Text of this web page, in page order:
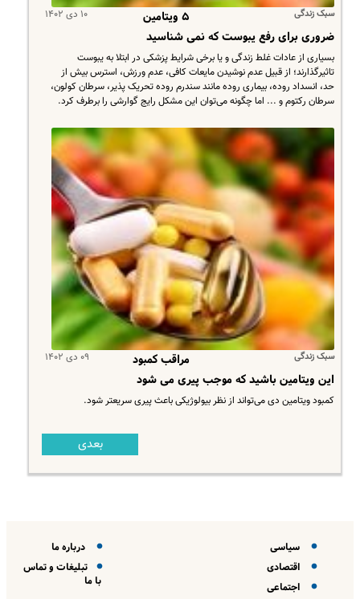
سبک زندگی ۱۰ دی ۱۴۰۲
۵ ویتامین
ضروری برای رفع یبوست که نمی شناسید
​بسیاری از عادات غلط زندگی و یا برخی شرایط پزشکی در ابتلا به یبوست
تاثیرگذارند؛ از قبیل عدم نوشیدن مایعات کافی، عدم ورزش، استرس بیش از
حد، انسداد روده، بیماری روده مانند سندرم روده تحریک پذیر، سرطان کولون،
سرطان رکتوم و ... اما چگونه می‌توان این مشکل رایج گوارشی را برطرف کرد.
سبک زندگی ۰۹ دی ۱۴۰۲
مراقب کمبود
این ویتامین باشید که موجب پیری می شود
​کمبود ویتامین دی می‌تواند از نظر بیولوژیکی باعث پیری سریعتر شود.
بعدی
سیاسی
اقتصادی
اجتماعی
درباره ما
تبلیغات و تماس
با ما